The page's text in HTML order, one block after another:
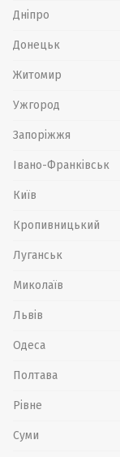
Дніпро
Донецьк
Житомир
Ужгород
Запоріжжя
Івано-Франківськ
Київ
Кропивницький
Луганськ
Миколаїв
Львів
Одеса
Полтава
Рівне
Суми